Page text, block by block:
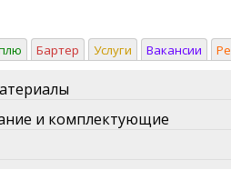
Бартер Услуги Вакансии
и комплектующие